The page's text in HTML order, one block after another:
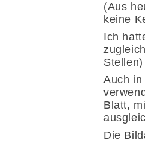
(Aus
keine
Ich
Auch
Blatt,
Die